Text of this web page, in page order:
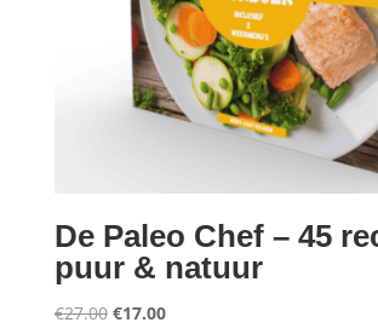
De Paleo Chef – 45
puur & natuur
€27.00 Oorspronkelijke
€17.00Huidige